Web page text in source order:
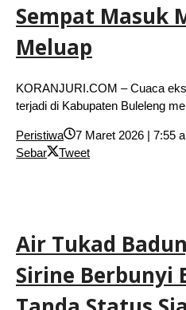
Sempat Masuk
Meluap
KORANJURI.COM – Cuaca
terjadi di Kabupaten Buleleng
Peristiwa 7 Maret 2026 | 7:55
Sebar
Tweet
Air Tukad
Sirine Berbunyi